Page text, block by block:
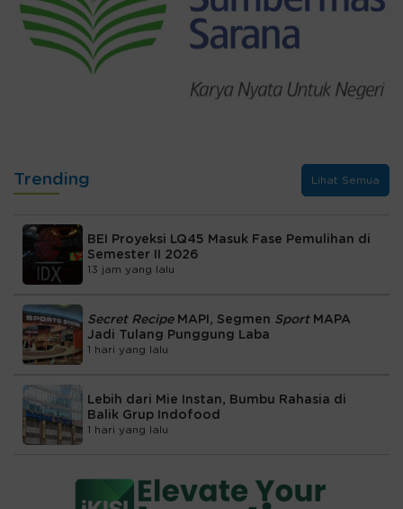
Trending Lihat Semua
BEI Proyeksi LQ45 Masuk Fase Pemulihan di
Semester II 2026
13 jam yang lalu
Secret RecipeMAPI, Segmen Sport MAPA
Jadi Tulang Punggung Laba
1 hari yang lalu
Lebih dari Mie Instan, Bumbu Rahasia di
Balik Grup Indofood
1 hari yang lalu